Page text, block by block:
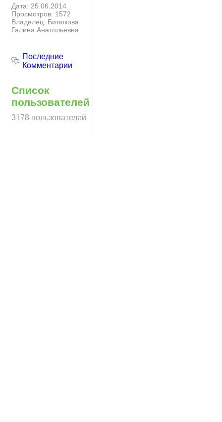
Дата: 25.06.2014
Просмотров: 1572
Владелец: Битюкова
Галина Анатольевна
Последние
Комментарии
Список
пользователей
3178 пользователей